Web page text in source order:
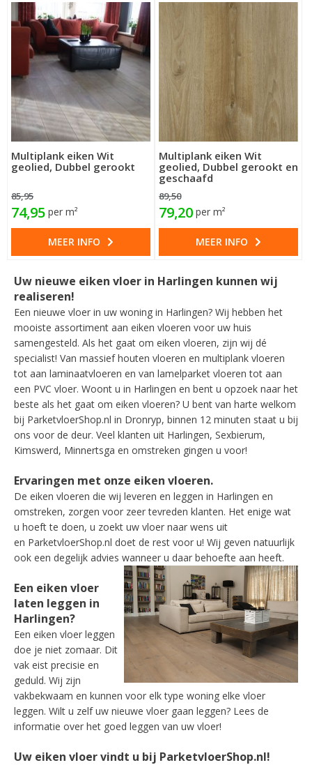
Multiplank eiken Wit
geolied, Dubbel gerookt
85,95
74,95 per m²
MEER INFO
Multiplank eiken Wit
geolied, Dubbel gerookt en
geschaafd
89,50
79,20 per m²
MEER INFO
Uw nieuwe eiken vloer in Harlingen kunnen wij
realiseren!
Een nieuwe vloer in uw woning in Harlingen? Wij hebben het
mooiste assortiment aan eiken vloeren voor uw huis
samengesteld. Als het gaat om eiken vloeren, zijn wij dé
specialist! Van massief houten vloeren en multiplank vloeren
tot aan laminaatvloeren en van lamelparket vloeren tot aan
een PVC vloer. Woont u in Harlingen en bent u opzoek naar het
beste als het gaat om eiken vloeren? U bent van harte welkom
bij ParketvloerShop.nl in Dronryp, binnen 12 minuten staat u bij
ons voor de deur. Veel klanten uit Harlingen, Sexbierum,
Kimswerd, Minnertsga en omstreken gingen u voor!
Ervaringen met onze eiken vloeren.
De eiken vloeren die wij leveren en leggen in Harlingen en
omstreken, zorgen voor zeer tevreden klanten. Het enige wat
u hoeft te doen, u zoekt uw vloer naar wens uit
en ParketvloerShop.nl doet de rest voor u! Wij geven natuurlijk
ook een degelijk advies wanneer u daar behoefte aan heeft.
Een eiken vloer
laten leggen in
Harlingen?
Een eiken vloer leggen
doe je niet zomaar. Dit
vak eist precisie en
geduld. Wij zijn
vakbekwaam en kunnen voor elk type woning elke vloer
leggen. Wilt u zelf uw nieuwe vloer gaan leggen? Lees de
informatie over het goed leggen van uw vloer!
Uw eiken vloer vindt u bij ParketvloerShop.nl!